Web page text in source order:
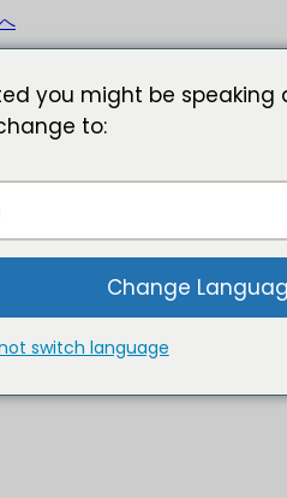
you might be speaking
to:
Change
switch language